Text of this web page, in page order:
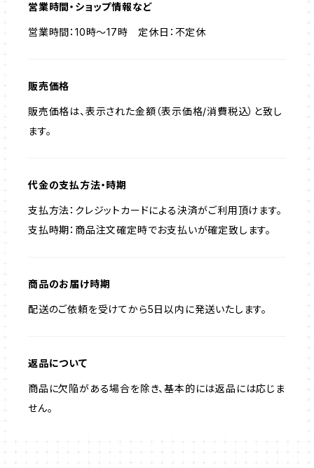
営業時間・ショップ情報など
営業時間：10時～17時 定休日：不定休
販売価格
販売価格は、表示された金額（表示価格/消費税込）と致し
ます。
代金の支払方法・時期
支払方法：クレジットカードによる決済がご利用頂けます。
支払時期：商品注文確定時でお支払いが確定致します。
商品のお届け時期
配送のご依頼を受けてから5日以内に発送いたします。
返品について
商品に欠陥がある場合を除き、基本的には返品には応じま
せん。